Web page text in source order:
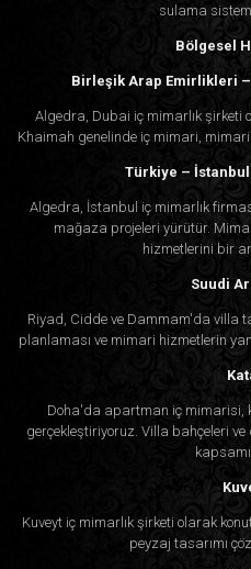
sulama
Bölgesel
Birleşik Arap Emirlikleri
Algedra, Dubai iç mimarlık şirketi
Khaimah genelinde iç mimari,
Türkiye –
Algedra, İstanbul iç mimarlık
mağaza projeleri yürütür.
hizmetlerini bir
Suudi
Riyad, Cidde ve Dammam'da villa
planlaması ve mimari hizmetlerin
Doha'da apartman iç mimarisi,
gerçekleştiriyoruz. Villa bahçeleri
Kuveyt iç mimarlık şirketi olarak
peyzaj tasarımı